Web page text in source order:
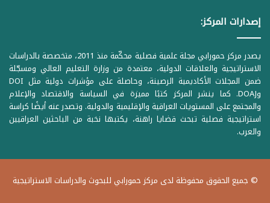
إصدارات المركز:
يصدر مركز حمورابي مجلة علمية فصلية محكّمة منذ 2011، متخصصة بالدراسات
الاستراتيجية والعلاقات الدولية، معتمدة من وزارة التعليم العالي ومسجّلة
ضمن المجلات الأكاديمية الرصينة، وحاصلة على مؤشرات دولية مثل DOI
وDOAJ. كما ينشر المركز كتبًا مميزة في السياسة والاقتصاد والإعلام
والمجتمع على المستويات العراقية والإقليمية والدولية. وتصدر عنه أيضًا كراسة
استراتيجية فصلية تبحث قضايا راهنة، يكتبها نخبة من الباحثين العراقيين
والعرب.
© جميع الحقوق محفوظة لدى مركز حمورابي للبحوث والدراسات الاستراتيجية